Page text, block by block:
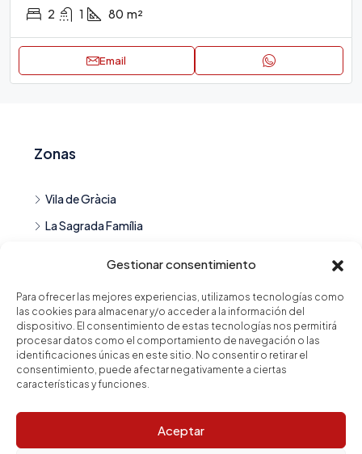
Gestionar consentimiento
Para ofrecer las mejores experiencias, utilizamos tecnologías como
las cookies para almacenar y/o acceder a la información del
dispositivo. El consentimiento de estas tecnologías nos permitirá
procesar datos como el comportamiento de navegación o las
identificaciones únicas en este sitio. No consentir o retirar el
consentimiento, puede afectar negativamente a ciertas
características y funciones.
Aceptar
2 1 80 m²
Email
Zonas
Vila de Gràcia
La Sagrada Família
El Clot
Goya
Camp d en Grassot i Gràcia Nova
Guindalera
Tipo de vivienda